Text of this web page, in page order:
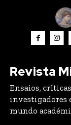
Revista
Ensaios,
investigadores
mundo